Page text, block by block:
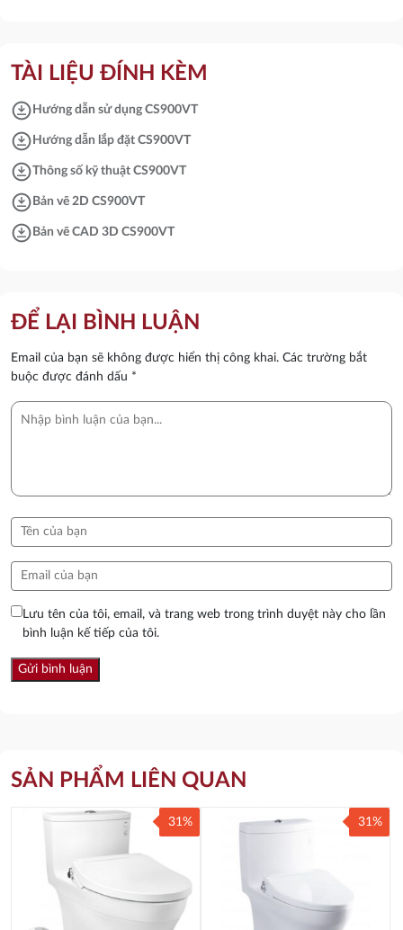
TÀI LIỆU ĐÍNH KÈM
download_for_offline Hướng dẫn sử dụng CS900VT
download_for_offline Hướng dẫn lắp đặt CS900VT
download_for_offlineThông số kỹ thuật CS900VT
download_for_offline Bản vẽ 2D CS900VT
download_for_offline Bản vẽ CAD 3D CS900VT
ĐỂ LẠI BÌNH LUẬN
Email của bạn sẽ không được hiển thị công khai. Các trường bắt
buộc được đánh dấu *
Lưu tên của tôi, email, và trang web trong trình duyệt này cho lần
bình luận kế tiếp của tôi.
SẢN PHẨM LIÊN QUAN
31% 31%